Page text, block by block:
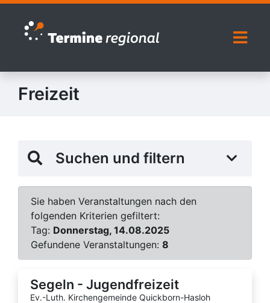
Zur Navigation springen
Zum Inhalt springen
Freizeit
Suchen und filtern
Sie haben Veranstaltungen nach den
folgenden Kriterien gefiltert:
Tag: Donnerstag, 14.08.2025
Gefundene Veranstaltungen: 8
Segeln - Jugendfreizeit
Ev.-Luth. Kirchengemeinde Quickborn-Hasloh